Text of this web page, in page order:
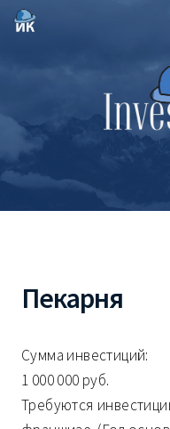
Пекарня
Сумма инвестиций:
1 000 000 руб.
Требуются